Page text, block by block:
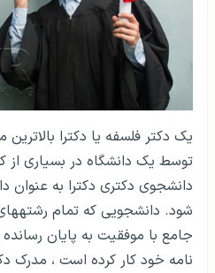
یک دکتر فلسفه یا دکترا
توسط یک دانشگاه در بسیاری از
دانشجوی دکتری دکترا به عنوان
شود. دانشجویی که تمام
جامع با موفقیت به پایان
نامه خود کار کرده است ، مدرک